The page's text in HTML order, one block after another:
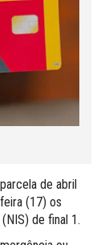
de abril
(17) os
de final 1.